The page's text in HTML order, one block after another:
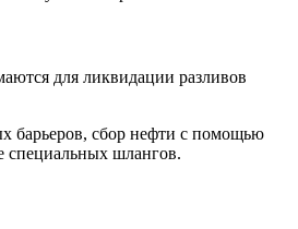
для ликвидации разливов
барьеров, сбор нефти с помощью
специальных шлангов.